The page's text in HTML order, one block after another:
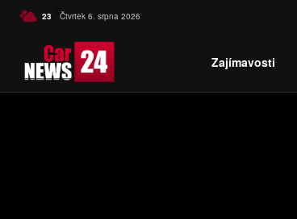
23 C Czech
Čtvrtek 6. srpna 2026
Zajímavosti